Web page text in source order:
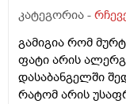
კატეგორია -
გამიგია რომ
ფატი არის
დასაბანგელში
რატომ არის